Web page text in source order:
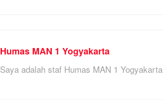
Humas MAN 1 Yogyakarta
Saya adalah staf Humas MAN 1 Yogyakarta